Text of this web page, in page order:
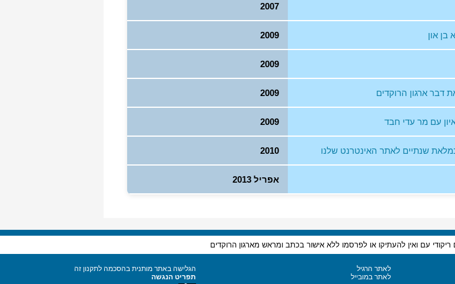
2007
בן און 2009
2009
דבר ארגון הרוקדים 2009
עם מר עדי חבד 2009
שנתיים לאתר האינטרנט שלנו 2010
אפריל 2013
עם ואין להעתיקו או לפרסמו ללא אישור בכתב ומראש מארגון הרוקדים
לאתר הרגיל
לאתר במובייל
הגלישה באתר מותנית בהסכמה לתקנון זה
תפריט הנגשה